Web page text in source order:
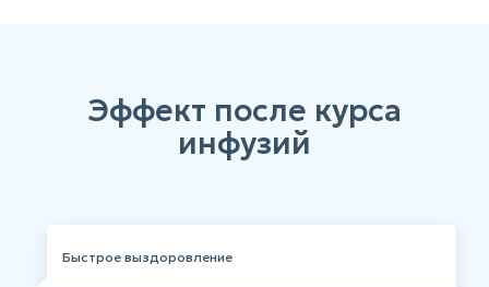
Эффект после курса
инфузий
Быстрое выздоровление